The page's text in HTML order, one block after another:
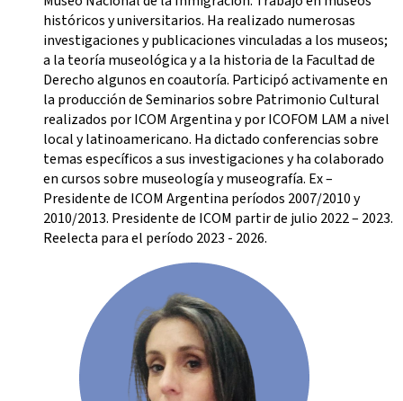
históricos y universitarios. Ha realizado numerosas
investigaciones y publicaciones vinculadas a los museos;
a la teoría museológica y a la historia de la Facultad de
Derecho algunos en coautoría. Participó activamente en
la producción de Seminarios sobre Patrimonio Cultural
realizados por ICOM Argentina y por ICOFOM LAM a nivel
local y latinoamericano. Ha dictado conferencias sobre
temas específicos a sus investigaciones y ha colaborado
en cursos sobre museología y museografía. Ex –
Presidente de ICOM Argentina períodos 2007/2010 y
2010/2013. Presidente de ICOM partir de julio 2022 – 2023.
Reelecta para el período 2023 - 2026.